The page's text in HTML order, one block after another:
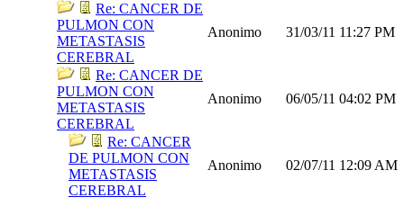
Re: CANCER DE
PULMON CON
METASTASIS
CEREBRAL
Anonimo 31/03/11 11:27 PM
Re: CANCER DE
PULMON CON
METASTASIS
CEREBRAL
Anonimo 06/05/11 04:02 PM
Re: CANCER
DE PULMON CON
METASTASIS
CEREBRAL
Anonimo 02/07/11 12:09 AM